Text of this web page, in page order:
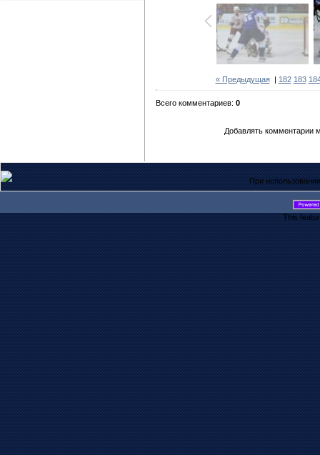
« Предыдущая| 182 183
Всего комментариев: 0
Добавлять комментарии
При
This